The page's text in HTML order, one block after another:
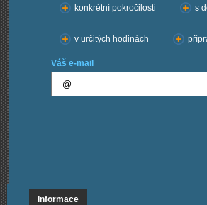
konkrétní pokročilosti
s
v určitých hodinách
Váš e-mail
Informace